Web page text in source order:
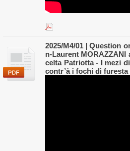
2025/M4/01 | Question
n-Laurent MORAZZANI
celta Patriotta - I mezi
contr’à i fochi di furesta